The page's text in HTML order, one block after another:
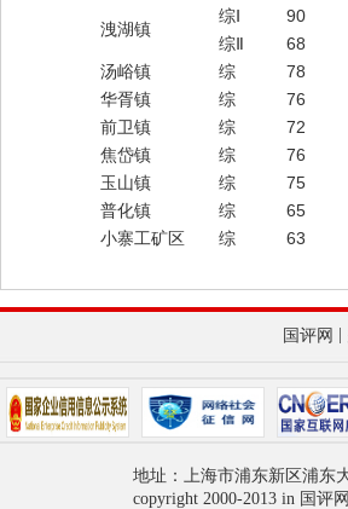
洩湖镇
综Ⅰ 90
综Ⅱ
68
汤峪镇
综 78
华胥镇
综 76
前卫镇
综 72
焦岱镇
综 76
玉山镇
综 75
普化镇
综 65
小寨工矿区
综 63
国评网
地址：上海市浦东新区浦东
copyright 2000-2013 in 国